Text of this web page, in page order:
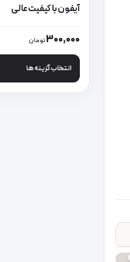
آیفون با کیفیت عالی
300,000تومان
انتخاب گزینه ها
این محصول دارای